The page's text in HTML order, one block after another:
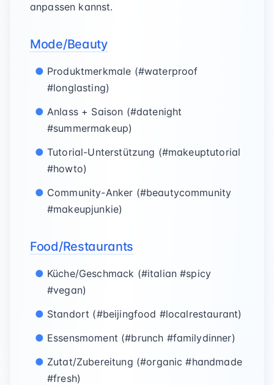
anpassen kannst.
Mode/Beauty
Produktmerkmale (#waterproof
#longlasting)
Anlass + Saison (#datenight
#summermakeup)
Tutorial-Unterstützung (#makeuptutorial
#howto)
Community-Anker (#beautycommunity
#makeupjunkie)
Food/Restaurants
Küche/Geschmack (#italian #spicy
#vegan)
Standort (#beijingfood #localrestaurant)
Essensmoment (#brunch #familydinner)
Zutat/Zubereitung (#organic #handmade
#fresh)